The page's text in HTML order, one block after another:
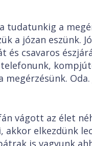
tudatunkig a
a józan eszünk.
és csavaros
Oda.
vágott az élet
elkezdünk
is vagyunk